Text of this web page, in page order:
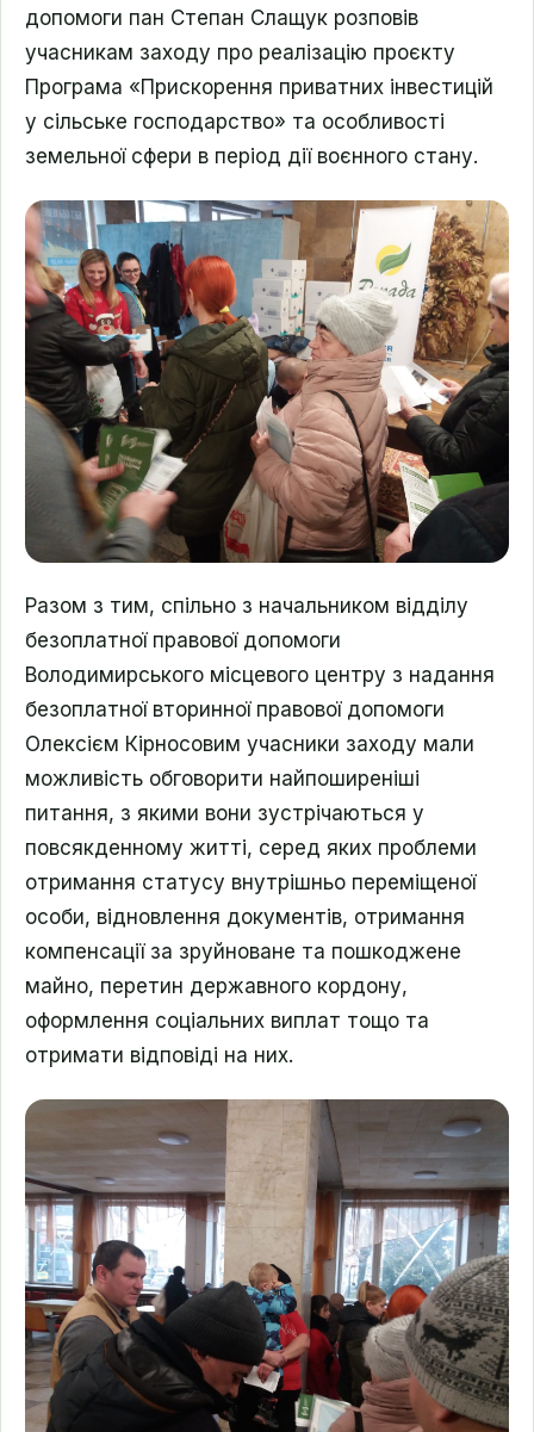
допомоги пан Степан Слащук розповів
учасникам заходу про реалізацію проєкту
Програма «Прискорення приватних інвестицій
у сільське господарство» та особливості
земельної сфери в період дії воєнного стану.
Разом з тим, спільно з начальником відділу
безоплатної правової допомоги
Володимирського місцевого центру з надання
безоплатної вторинної правової допомоги
Олексієм Кірносовим учасники заходу мали
можливість обговорити найпоширеніші
питання, з якими вони зустрічаються у
повсякденному житті, серед яких проблеми
отримання статусу внутрішньо переміщеної
особи, відновлення документів, отримання
компенсації за зруйноване та пошкоджене
майно, перетин державного кордону,
оформлення соціальних виплат тощо та
отримати відповіді на них.